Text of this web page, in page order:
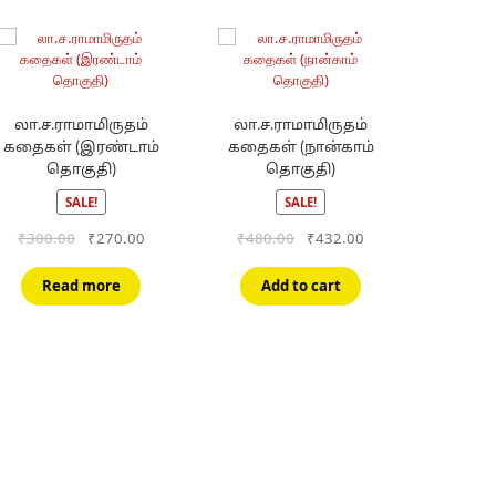
லா.ச.ராமாமிருதம்
கதைகள் (இரண்டாம்
தொகுதி)
SALE!
₹300.00
Original
was:
₹300.00.
₹270.00Current
Read more
லா.ச.ராமாமிருதம்
கதைகள் (நான்காம்
தொகுதி)
SALE!
₹480.00
Original
was:
₹480.00.
₹432.00
Add to cart